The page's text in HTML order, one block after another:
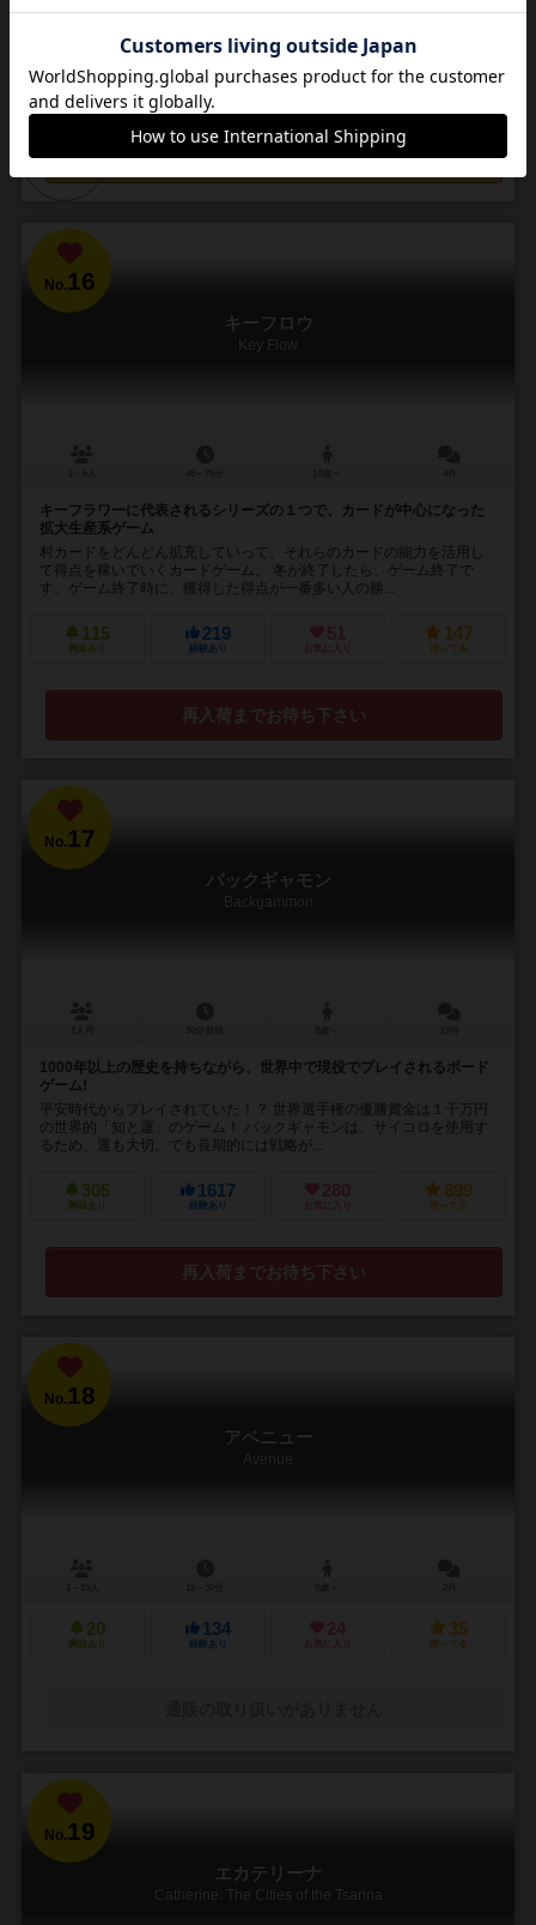
79
興味あり
231
経験あり
20
お気に入り
182
持ってる
カートに追加する
No. 16
キーフロウ
Key Flow
キーフラワーに代表されるシリーズの１つで、カードが中心になった
拡大生産系ゲーム
村カードをどんどん拡充していって、それらのカードの能力を活用し
て得点を稼いでいくカードゲーム。 冬が終了したら、ゲーム終了で
す。ゲーム終了時に、獲得した得点が一番多い人の勝...
115
興味あり
219
経験あり
51
お気に入り
147
持ってる
再入荷までお待ち下さい
No.17
バックギャモン
Backgammon
1000年以上の歴史を持ちながら、世界中で現役でプレイされるボード
ゲーム!
平安時代からプレイされていた！？ 世界選手権の優勝賞金は１千万円
の世界的「知と運」のゲーム！ バックギャモンは、サイコロを使用す
るため、運も大切。でも長期的には戦略が...
305
興味あり
1617
経験あり
280
お気に入り
699
持ってる
再入荷までお待ち下さい
No.18
アベニュー
Avenue
20
興味あり
134
経験あり
24
お気に入り
35
持ってる
No.19
エカテリーナ
Catherine: The Cities of the Tsarina